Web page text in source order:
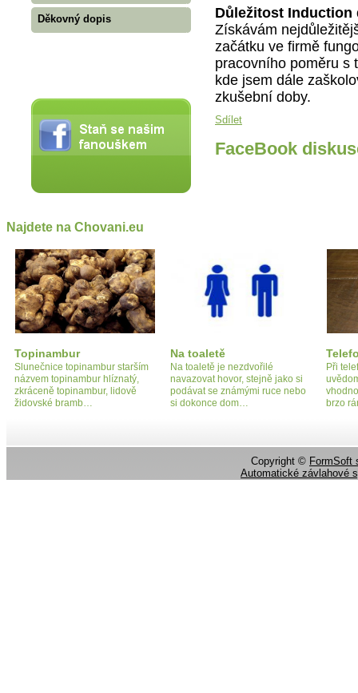
Děkovný dopis
Důležitost Induction
Získávám
začátku ve firmě
pracovního poměru s
kde jsem dále
zkušební doby.
Sdílet
FaceBook
Najdete na Chovani.eu
Topinambur
Slunečnice topinambur starším
názvem topinambur hlíznatý,
zkráceně topinambur, lidově
židovské bramb…
Na toaletě
Na toaletě je nezdvořilé
navazovat hovor, stejně jako si
podávat se známými ruce nebo
si dokonce dom…
Při
brzo
Copyright © FormSoft
Automatické závlahové